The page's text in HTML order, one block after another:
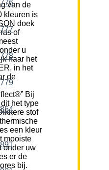
kleuren is
doek
of
u
naar het
in het
de
Bij
het type
stof
een kleur
mooiste
onder uw
er de
bij.